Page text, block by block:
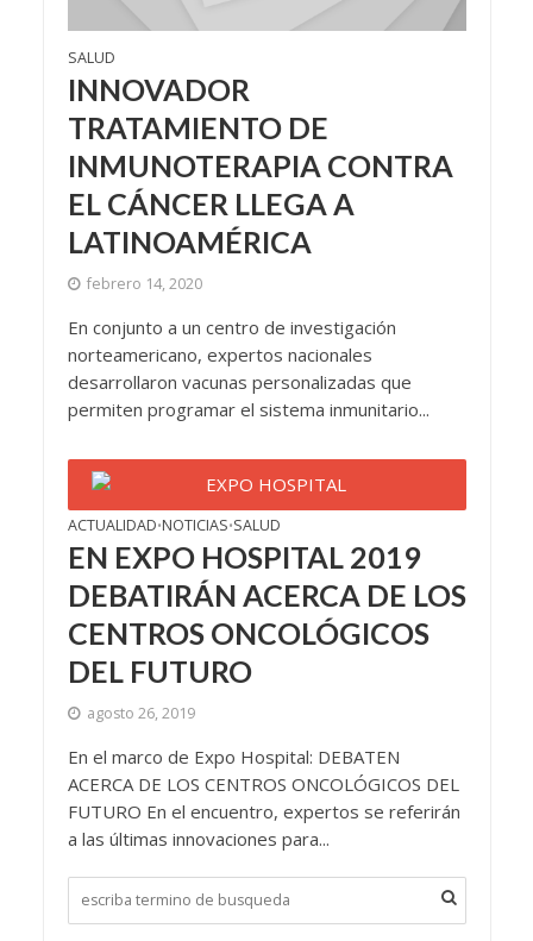
SALUD
INNOVADOR
TRATAMIENTO DE
INMUNOTERAPIA CONTRA
EL CÁNCER LLEGA A
LATINOAMÉRICA
febrero 14, 2020
En conjunto a un centro de investigación
norteamericano, expertos nacionales
desarrollaron vacunas personalizadas que
permiten programar el sistema inmunitario...
ACTUALIDAD•NOTICIAS•SALUD
EN EXPO HOSPITAL 2019
DEBATIRÁN ACERCA DE LOS
CENTROS ONCOLÓGICOS
DEL FUTURO
agosto 26, 2019
En el marco de Expo Hospital: DEBATEN
ACERCA DE LOS CENTROS ONCOLÓGICOS DEL
FUTURO En el encuentro, expertos se referirán
a las últimas innovaciones para...